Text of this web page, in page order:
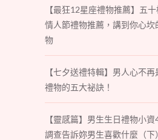
【最狂12星座禮物推薦】五
情人節禮物推薦，講到你心
物
【七夕送禮特輯】男人心不
禮物的五大祕訣！
【靈感篇】男生生日禮物小
調查告訴妳男生喜歡什麼（下）